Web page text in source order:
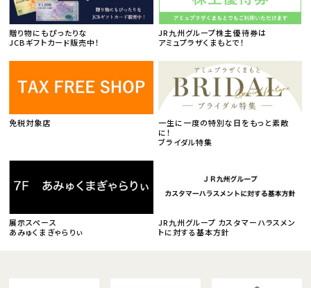
贈り物にもぴったりな
JCBギフトカード販売中！
JR九州グループ株主優待券は
アミュプラザくまもとで！
免税対象店
一生に一度の特別な日をもっと素敵
に！
ブライダル特集
展示スペース
あみゅくまぎゃらりぃ
JR九州グループ カスタマーハラスメン
トに対する基本方針